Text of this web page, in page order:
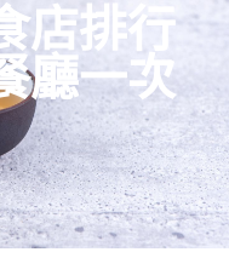
店排行
廳一次